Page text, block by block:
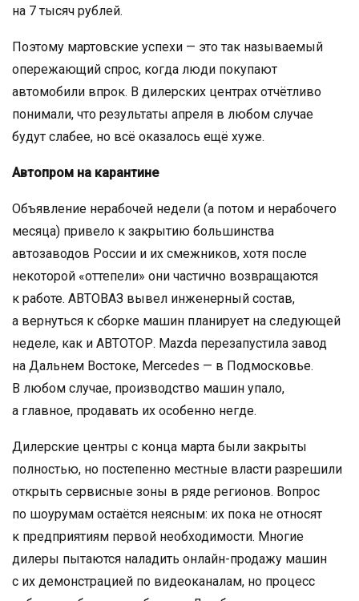
на 7 тысяч рублей.
Поэтому мартовские успехи — это так называемый
опережающий спрос, когда люди покупают
автомобили впрок. В дилерских центрах отчётливо
понимали, что результаты апреля в любом случае
будут слабее, но всё оказалось ещё хуже.
Автопром на карантине
Объявление нерабочей недели (а потом и нерабочего
месяца) привело к закрытию большинства
автозаводов России и их смежников, хотя после
некоторой «оттепели» они частично возвращаются
к работе. АВТОВАЗ вывел инженерный состав,
а вернуться к сборке машин планирует на следующей
неделе, как и АВТОТОР. Mazda перезапустила завод
на Дальнем Востоке, Mercedes — в Подмосковье.
В любом случае, производство машин упало,
а главное, продавать их особенно негде.
Дилерские центры с конца марта были закрыты
полностью, но постепенно местные власти разрешили
открыть сервисные зоны в ряде регионов. Вопрос
по шоурумам остаётся неясным: их пока не относят
к предприятиям первой необходимости. Многие
дилеры пытаются наладить онлайн-продажу машин
с их демонстрацией по видеоканалам, но процесс